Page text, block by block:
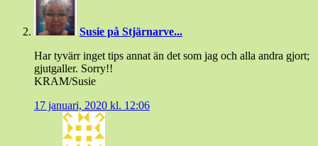
Susie på Stjärnarve...
Har tyvärr inget tips annat än det som jag och alla andra gjort;
gjutgaller. Sorry!!
KRAM/Susie
17 januari, 2020 kl. 12:06